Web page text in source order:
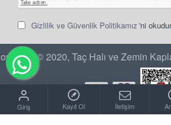
Gizlilik ve Güvenlik Politikamız 'ni
© 2020, Taç Halı ve Zemin
Giriş Kayıt Ol İletişim